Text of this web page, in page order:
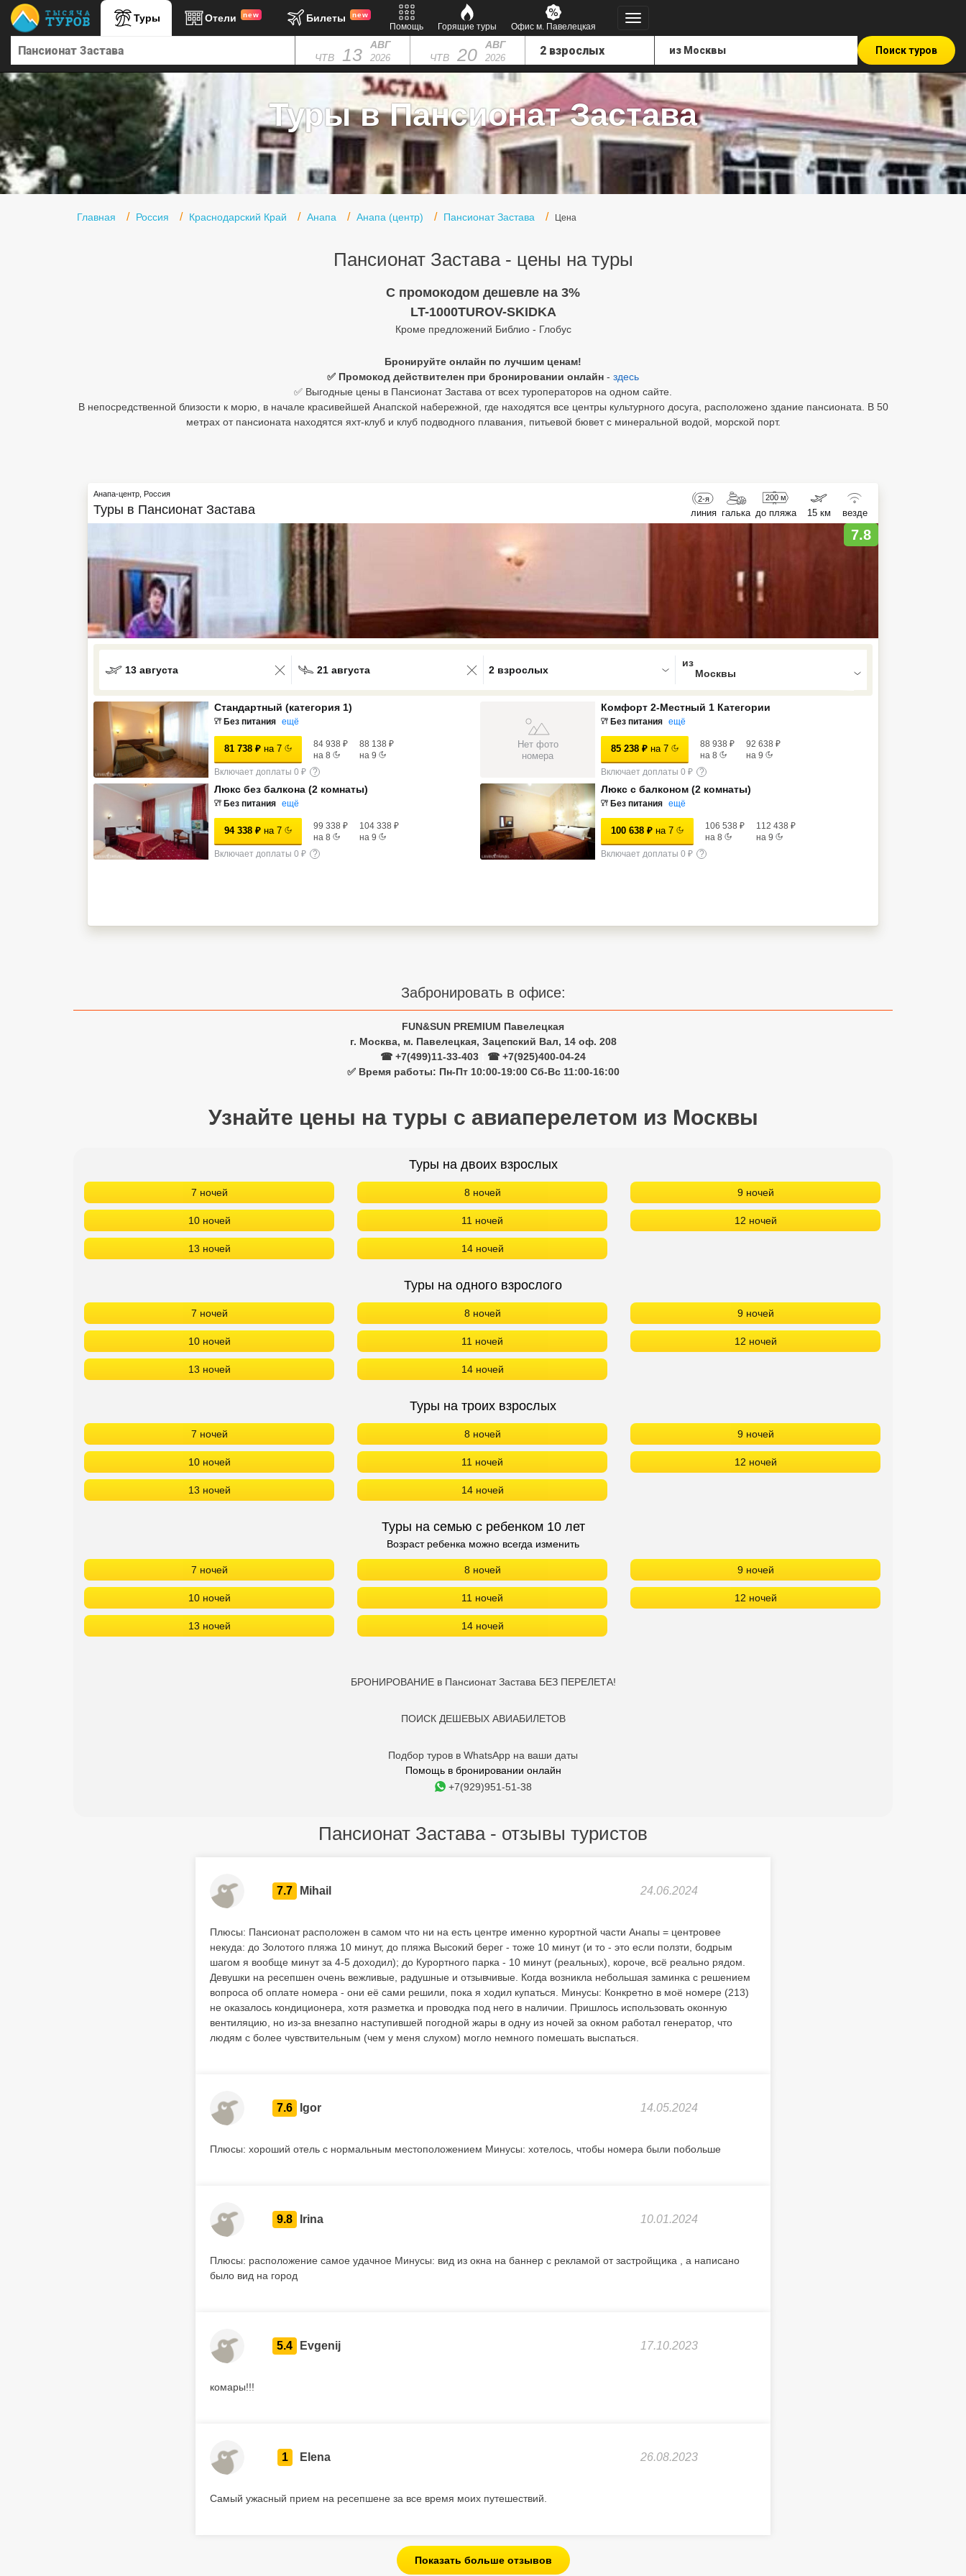
Туры Отели new Билеты new
Помощь Горящие туры Офис м. Павелецкая
ЧТВ 13 АВГ
2026 ЧТВ 20 АВГ
2026
Поиск туров
Туры в Пансионат Застава
Главная Россия Краснодарский Край Анапа Анапа (центр) Пансионат Застава Цена
Пансионат Застава - цены на туры
C промокодом дешевле на 3%
LT-1000TUROV-SKIDKA
Кроме предложений Библио - Глобус
Бронируйте онлайн по лучшим ценам!
✅ Промокод действителен при бронировании онлайн - здесь
✅ Выгодные цены в Пансионат Застава от всех туроператоров на одном сайте.
В непосредственной близости к морю, в начале красивейшей Анапской набережной, где находятся все центры культурного досуга, расположено здание пансионата. В 50
метрах от пансионата находятся яхт-клуб и клуб подводного плавания, питьевой бювет с минеральной водой, морской порт.
Анапа-центр Россия
Туры в Пансионат Застава
2-я
линия галька
200 м
до пляжа 15 км везде
7.8
13 августа 21 августа
0 results available. Select is focused , press Down to open the menu,
2 взрослых
Стандартный (категория 1)
Без питания ещё
81 738 ₽ на 7 84 938 ₽
на 8
88 138 ₽
на 9
Включает доплаты 0 ₽
?
Нет фото
номера
Комфорт 2-Местный 1 Категории
Без питания ещё
85 238 ₽ на 7 88 938 ₽
на 8
92 638 ₽
на 9
Включает доплаты 0 ₽
?
Люкс без балкона (2 комнаты)
Без питания ещё
94 338 ₽ на 7 99 338 ₽
на 8
104 338 ₽
на 9
Включает доплаты 0 ₽
?
Люкс с балконом (2 комнаты)
Без питания ещё
100 638 ₽ на 7 106 538 ₽
на 8
112 438 ₽
на 9
Включает доплаты 0 ₽
?
Забронировать в офисе:
FUN&SUN PREMIUM Павелецкая
г. Москва, м. Павелецкая, Зацепский Вал, 14 оф. 208
☎ +7(499)11-33-403
☎ +7(925)400-04-24
✅ Время работы: Пн-Пт 10:00-19:00 Сб-Вс 11:00-16:00
Узнайте цены на туры с авиаперелетом из Москвы
Туры на двоих взрослых
7 ночей 8 ночей 9 ночей
10 ночей 11 ночей 12 ночей
13 ночей 14 ночей
Туры на одного взрослого
7 ночей 8 ночей 9 ночей
10 ночей 11 ночей 12 ночей
13 ночей 14 ночей
Туры на троих взрослых
7 ночей 8 ночей 9 ночей
10 ночей 11 ночей 12 ночей
13 ночей 14 ночей
Туры на семью с ребенком 10 лет
Возраст ребенка можно всегда изменить
7 ночей 8 ночей 9 ночей
10 ночей 11 ночей 12 ночей
13 ночей 14 ночей
БРОНИРОВАНИЕ в Пансионат Застава БЕЗ ПЕРЕЛЕТА!
ПОИСК ДЕШЕВЫХ АВИАБИЛЕТОВ
Подбор туров в WhatsApp на ваши даты
Помощь в бронировании онлайн
+7(929)951-51-38
Пансионат Застава - отзывы туристов
7.7 Mihail 24.06.2024
Плюсы: Пансионат расположен в самом что ни на есть центре именно курортной части Анапы = центровее
некуда: до Золотого пляжа 10 минут, до пляжа Высокий берег - тоже 10 минут (и то - это если ползти, бодрым
шагом я вообще минут за 4-5 доходил); до Курортного парка - 10 минут (реальных), короче, всё реально рядом.
Девушки на ресепшен очень вежливые, радушные и отзывчивые. Когда возникла небольшая заминка с решением
вопроса об оплате номера - они её сами решили, пока я ходил купаться. Минусы: Конкретно в моё номере (213)
не оказалось кондиционера, хотя разметка и проводка под него в наличии. Пришлось использовать оконную
вентиляцию, но из-за внезапно наступившей погодной жары в одну из ночей за окном работал генератор, что
людям с более чувствительным (чем у меня слухом) могло немного помешать выспаться.
7.6 Igor 14.05.2024
Плюсы: хороший отель с нормальным местоположением Минусы: хотелось, чтобы номера были побольше
9.8 Irina 10.01.2024
Плюсы: расположение самое удачное Минусы: вид из окна на баннер с рекламой от застройщика , а написано
было вид на город
5.4 Evgenij 17.10.2023
комары!!!
1 Elena 26.08.2023
Самый ужасный прием на ресепшене за все время моих путешествий.
Показать больше отзывов
Главная
Туры в Турцию
Туры в Египет
Туры в ОАЭ
Офис г. Москва
Северный Гоа
Большой Сочи
ТОП 10 лучших отелей 5*
Лучшие отели 4* звезды
Сетевые отели Египта
Сетевые отели Мальдив
Сетевые отели Бали
Сетевые отели Сейшел